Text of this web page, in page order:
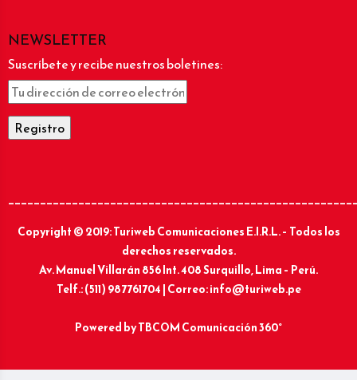
NEWSLETTER
Suscríbete y recibe nuestros boletines:
Copyright © 2019: Turiweb Comunicaciones E.I.R.L. – Todos los
derechos reservados.
Av. Manuel Villarán 856 Int. 408 Surquillo, Lima – Perú.
Telf.: (511) 987761704 | Correo: info@turiweb.pe
Powered byTBCOM Comunicación 360°